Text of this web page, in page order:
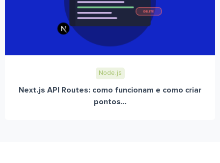
Node.js
Next.js API Routes: como funcionam e como criar
pontos...